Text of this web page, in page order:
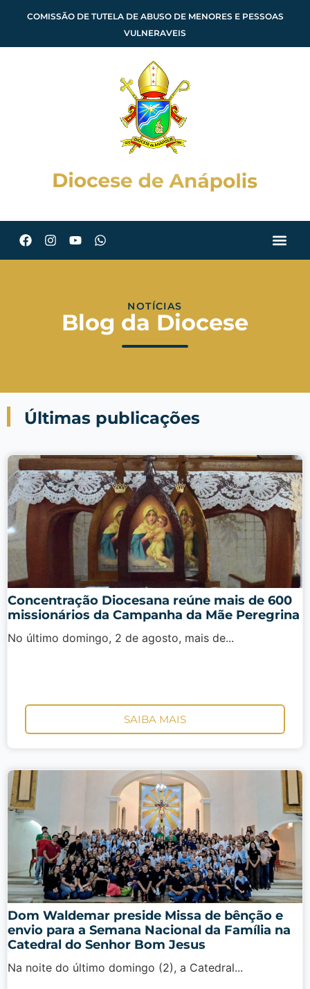
COMISSÃO DE TUTELA DE ABUSO DE MENORES E PESSOAS
VULNERAVEIS
NOTÍCIAS
Blog da Diocese
Últimas publicações
Concentração Diocesana reúne mais de 600
missionários da Campanha da Mãe Peregrina
No último domingo, 2 de agosto, mais de...
SAIBA MAIS
Dom Waldemar preside Missa de bênção e
envio para a Semana Nacional da Família na
Catedral do Senhor Bom Jesus
Na noite do último domingo (2), a Catedral...